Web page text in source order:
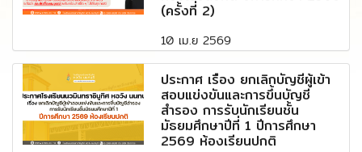
(ครั้งที่ 2)
10 เม.ย 2569
ประกาศ เรื่อง ยกเลิกบัญชีผู้เข้า
สอบแข่งขันและการขึ้นบัญชี
สำรอง การรับนักเรียนชั้น
มัธยมศึกษาปีที่ 1 ปีการศึกษา
2569 ห้องเรียนปกติ